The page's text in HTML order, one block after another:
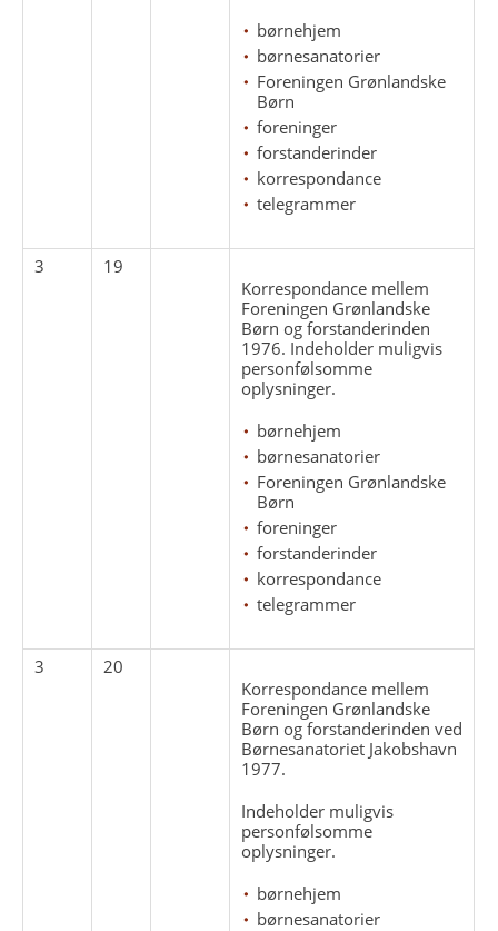
børnehjem
børnesanatorier
Foreningen Grønlandske
Børn
foreninger
forstanderinder
korrespondance
telegrammer
3
19
Korrespondance mellem
Foreningen Grønlandske
Børn og forstanderinden
1976. Indeholder muligvis
personfølsomme
oplysninger.
børnehjem
børnesanatorier
Foreningen Grønlandske
Børn
foreninger
forstanderinder
korrespondance
telegrammer
3
20
Korrespondance mellem
Foreningen Grønlandske
Børn og forstanderinden ved
Børnesanatoriet Jakobshavn
1977.
Indeholder muligvis
personfølsomme
oplysninger.
børnehjem
børnesanatorier